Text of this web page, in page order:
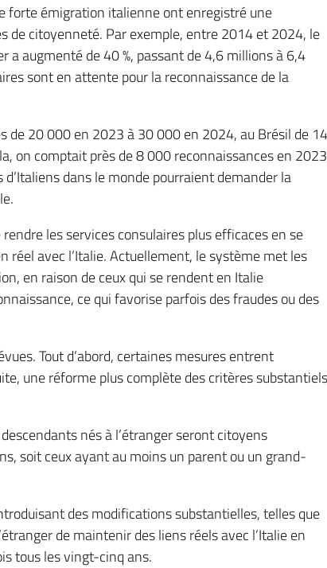
forte émigration italienne ont enregistré une
de citoyenneté. Par exemple, entre 2014 et 2024, le
a augmenté de 40 %, passant de 4,6 millions à 6,4
sont en attente pour la reconnaissance de la
de 20 000 en 2023 à 30 000 en 2024, au Brésil de 14
on comptait près de 8 000 reconnaissances en
dans le monde pourraient demander la
les services consulaires plus efficaces en se
avec l’Italie. Actuellement, le système met les
en raison de ceux qui se rendent en Italie
ce qui favorise parfois des fraudes ou des
Tout d’abord, certaines mesures entrent
une réforme plus complète des critères substantiels
nés à l’étranger seront citoyens
soit ceux ayant au moins un parent ou un grand-
des modifications substantielles, telles que
de maintenir des liens réels avec l’Italie en
tous les vingt-cinq ans.